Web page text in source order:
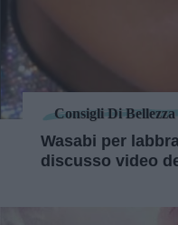
Consigli Di Bellezza
Wasabi per
discusso video